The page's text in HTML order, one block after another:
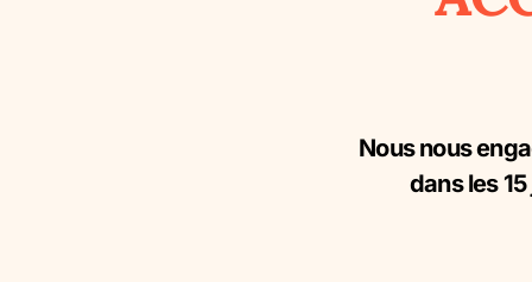
Nous nous
dans les